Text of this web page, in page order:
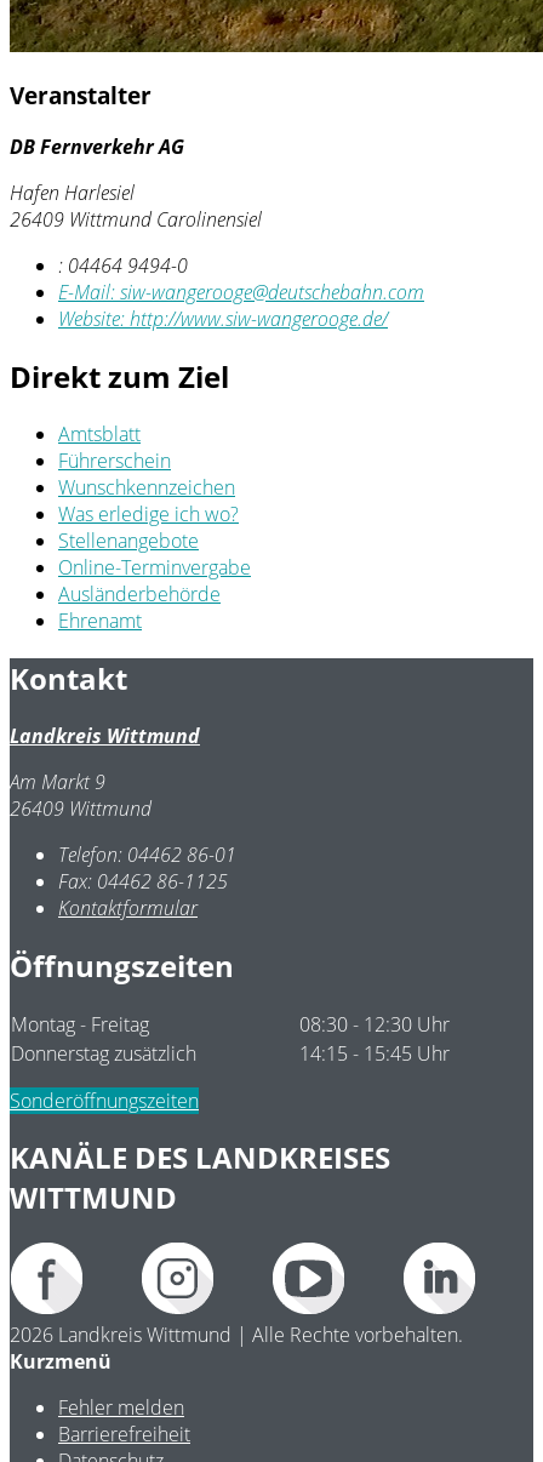
Veranstalter
DB Fernverkehr AG
Hafen Harlesiel
26409 Wittmund Carolinensiel
: 04464 9494-0
E-Mail:siw-wangerooge@deutschebahn.com
Website:http://www.siw-wangerooge.de/
Direkt zum Ziel
Amtsblatt
Führerschein
Wunschkennzeichen
Was erledige ich wo?
Stellenangebote
Online-Terminvergabe
Ausländerbehörde
Ehrenamt
Kontakt
Landkreis Wittmund
Am Markt 9
26409 Wittmund
Telefon: 04462 86-01
Fax: 04462 86-1125
Kontaktformular
Öffnungszeiten
Montag - Freitag
08:30 - 12:30 Uhr
Donnerstag zusätzlich
14:15 - 15:45 Uhr
Sonderöffnungszeiten
KANÄLE DES LANDKREISES
WITTMUND
2026 Landkreis Wittmund | Alle Rechte vorbehalten.
Kurzmenü
Fehler melden
Barrierefreiheit